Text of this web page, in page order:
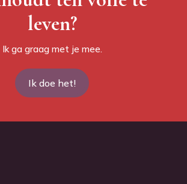
leven?
Ik ga graag met je mee.
Ik doe het!